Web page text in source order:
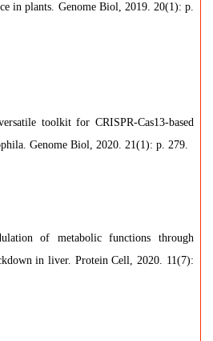
in plants. Genome Biol, 2019. 20(1): p.
toolkit for CRISPR-Cas13-based
Genome Biol, 2020. 21(1): p. 279.
of metabolic functions through
in liver. Protein Cell, 2020. 11(7):